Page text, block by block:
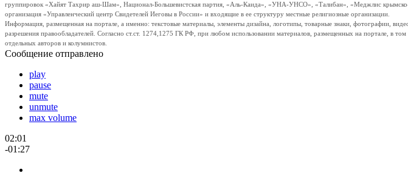
группировок «Хайят Тахрир аш-Шам», Национал-Большевистская партия, «Аль-Каида», «УНА-УНСО», «Талибан», «Меджлис
организация «Управленческий центр Свидетелей Иеговы в России» и входящие в ее структуру местные религиозные организации.
Информация, размещенная на портале, а именно: текстовые материалы, элементы дизайна, логотипы, товарные знаки, фотографии,
разрешения правообладателей. Согласно ст.ст. 1274,1275 ГК РФ, при любом использовании материалов, размещенных на портале, в
отдельных авторов и колумнистов.
Сообщение отправлено
play
pause
mute
unmute
max volume
02:01
-01:27